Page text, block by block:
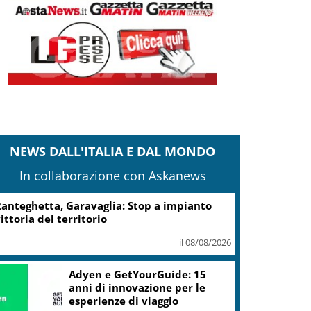
NEWS DALL'ITALIA E DAL MONDO
In collaborazione con Askanews
Garavaglia: Stop a impianto
del territorio
il 08/08/2026
Adyen e GetYourGuide: 15
anni di innovazione per le
esperienze di viaggio